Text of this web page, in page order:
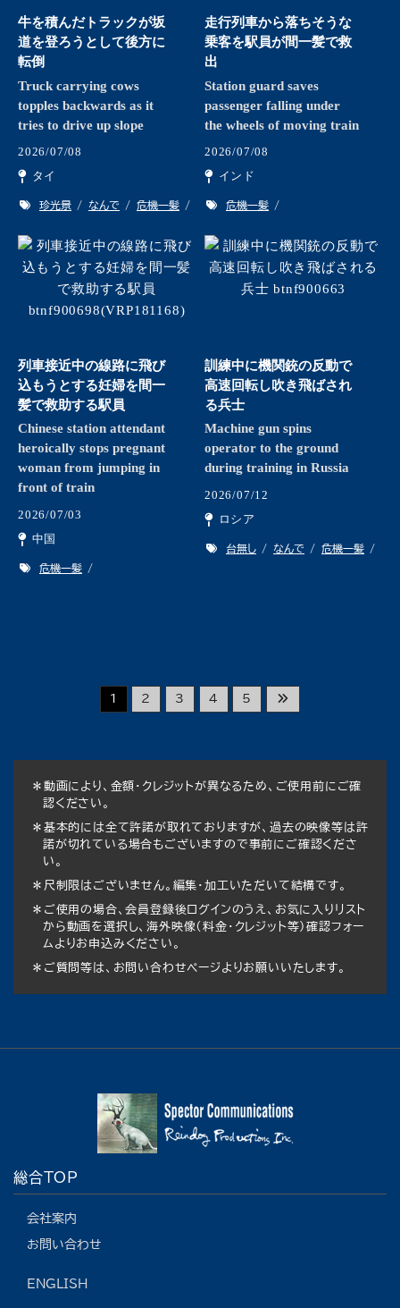
牛を積んだトラックが坂
道を登ろうとして後方に
転倒
Truck carrying cows
topples backwards as it
tries to drive up slope
2026/07/08
タイ
珍光景 なんで 危機一髪
走行列車から落ちそうな
乗客を駅員が間一髪で救
出
Station guard saves
passenger falling under
the wheels of moving train
2026/07/08
インド
危機一髪
列車接近中の線路に飛び
込もうとする妊婦を間一
髪で救助する駅員
Chinese station attendant
heroically stops pregnant
woman from jumping in
front of train
2026/07/03
中国
危機一髪
訓練中に機関銃の反動で
高速回転し吹き飛ばされ
る兵士
Machine gun spins
operator to the ground
during training in Russia
2026/07/12
ロシア
台無し なんで 危機一髪
1 2 3 4 5
＊動画により、金額・クレジットが異なるため、ご使用前にご確
認ください。
＊基本的には全て許諾が取れておりますが、過去の映像等は許
諾が切れている場合もございますので事前にご確認くださ
い。
＊尺制限はございません。編集・加工いただいて結構です。
＊ご使用の場合、会員登録後ログインのうえ、お気に入りリスト
から動画を選択し、海外映像（料金・クレジット等）確認フォー
ムよりお申込みください。
＊ご質問等は、お問い合わせページよりお願いいたします。
総合TOP
会社案内
お問い合わせ
ENGLISH